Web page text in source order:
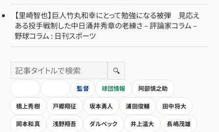
【里崎智也】巨人竹丸和幸にとって勉強になる被弾 見応え
ある投手戦制した中日涌井秀章の老練さ – 評論家コラム –
野球コラム : 日刊スポーツ
🔍
監督 球団情報 阿部慎之助
橋上秀樹 戸郷翔征 坂本勇人 浦田俊輔 田中将大
岡本和真 浅野翔吾 ダルベック 井上温大 長嶋茂雄